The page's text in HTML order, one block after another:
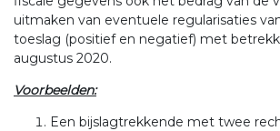
uitmaken van eventuele regularisaties
toeslag (positief en negatief) met
augustus 2020.
Voorbeelden:
Een bijslagtrekkende met twee